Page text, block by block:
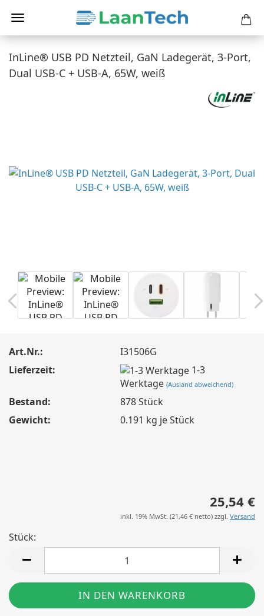
InLine® USB PD Netzteil, GaN Ladegerät, 3-Port,
Dual USB-C + USB-A, 65W, weiß
Art.Nr.:
I31506G
Lieferzeit:
1-3
Werktage(Ausland abweichend)
Bestand: 878Stück
Gewicht:
0.191 kg je Stück
25,54 €
inkl. 19% MwSt. (21,46 € netto) zzgl. Versand
Stück: